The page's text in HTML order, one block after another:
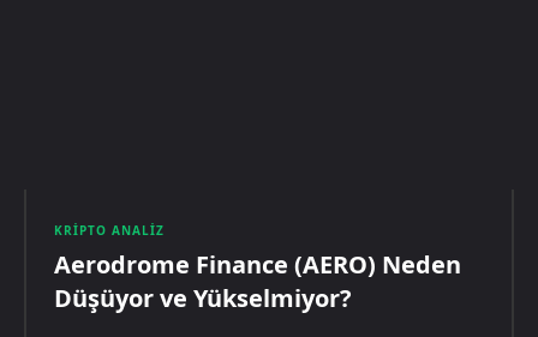
KRIPTO ANALIZ
Aerodrome Finance (AERO) Neden
Düşüyor ve Yükselmiyor?